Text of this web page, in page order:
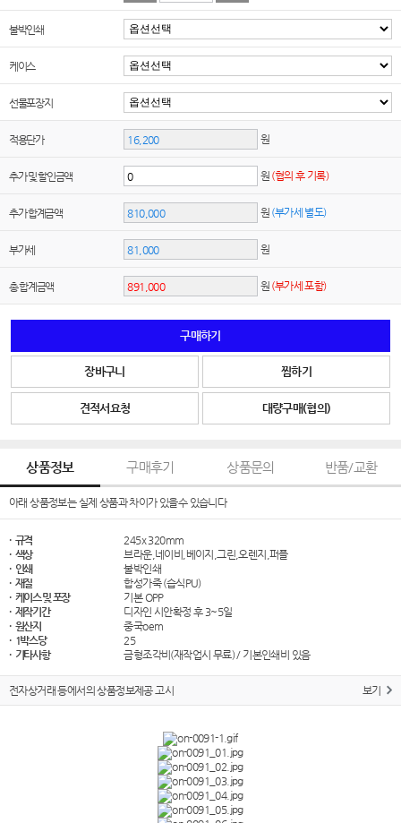
불박인쇄
케이스
선물포장지
적용단가 원
추가 및 할인금액 원 (협의 후 기록)
추가 합계금액 원 (부가세 별도)
부가세 원
총 합계금액 원 (부가세 포함)
구매하기
장바구니 찜하기
견적서요청 대량구매(협의)
상품정보 구매후기 상품문의 반품/교환
아래 상품정보는 실제 상품과 차이가 있을수 있습니다
· 규격
245x 320mm
· 색상
브라운,네이비,베이지,그린,오렌지,퍼플
· 인쇄
불박인쇄
· 재질
합성가죽 (습식PU)
· 케이스 및 포장
기본 OPP
· 제작기간
디자인 시안확정 후 3~5일
· 원산지
중국oem
· 1박스당
25
· 기타사항
금형조각비(재작업시 무료) / 기본인쇄비 있음
전자상거래 등에서의 상품정보제공 고시 보기